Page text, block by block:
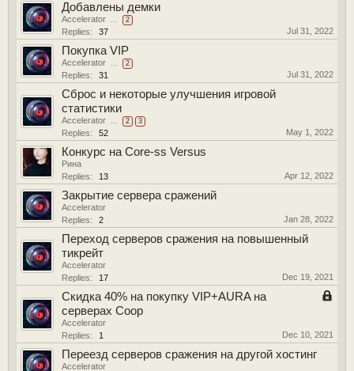
Добавлены демки
Accelerator ... 2
Replies: 37 Jul 31, 2022
Покупка VIP
Accelerator ... 2
Replies: 31 Jul 31, 2022
Сброс и некоторые улучшения игровой
статистики
Accelerator ... 2 3
Replies: 52 May 1, 2022
Конкурс на Core-ss Versus
Рина
Replies:
13 Apr 12, 2022
Закрытие сервера сражений
Accelerator
Replies:
2 Jan 28, 2022
Переход серверов сражения на повышенный
тикрейт
Accelerator
Replies:
17 Dec 19, 2021
Скидка 40% на покупку VIP+AURA на
серверах Coop
Accelerator
Replies:
1 Dec 10, 2021
Переезд серверов сражения на другой хостинг
Accelerator